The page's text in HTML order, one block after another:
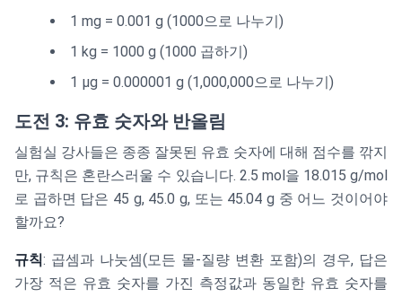
1 mg = 0.001 g (1000으로 나누기)
1 kg = 1000 g (1000 곱하기)
1 μg = 0.000001 g (1,000,000으로 나누기)
도전 3: 유효 숫자와 반올림
실험실 강사들은 종종 잘못된 유효 숫자에 대해 점수를 깎지
만, 규칙은 혼란스러울 수 있습니다. 2.5 mol을 18.015 g/mol
로 곱하면 답은 45 g, 45.0 g, 또는 45.04 g 중 어느 것이어야
할까요?
규칙: 곱셈과 나눗셈(모든 몰-질량 변환 포함)의 경우, 답은
가장 적은 유효 숫자를 가진 측정값과 동일한 유효 숫자를